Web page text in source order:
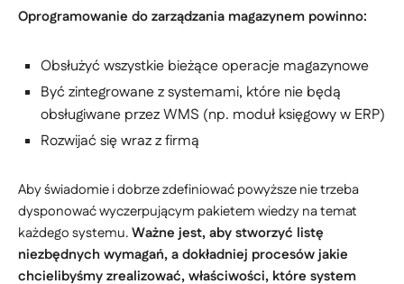
Oprogramowanie do zarządzania magazynem powinno:
Obsłużyć wszystkie bieżące operacje magazynowe
Być zintegrowane z systemami, które nie będą
obsługiwane przez WMS (np. moduł księgowy w ERP)
Rozwijać się wraz z firmą
Aby świadomie i dobrze zdefiniować powyższe nie trzeba
dysponować wyczerpującym pakietem wiedzy na temat
każdego systemu.Ważne jest, aby stworzyć listę
niezbędnych wymagań, a dokładniej procesów jakie
chcielibyśmy zrealizować, właściwości, które system